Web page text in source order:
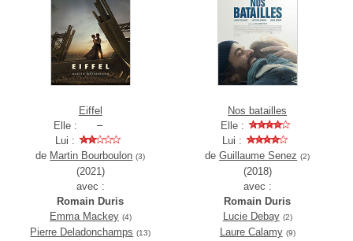
Eiffel
Elle :
Lui :
de Martin Bourboulon (3)
(2021)
avec :
Romain Duris
Emma Mackey (4)
Pierre Deladonchamps (13)
Nos batailles
Elle :
Lui :
deGuillaume Senez (2)
(2018)
avec :
Romain Duris
Lucie Debay (2)
Laure Calamy (9)